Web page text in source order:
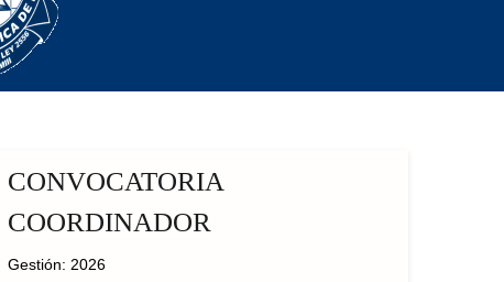
CONVOCATORIA
COORDINADOR
Gestión: 2026